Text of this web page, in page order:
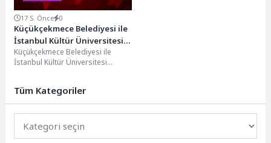
17 S. Önce 0
Küçükçekmece Belediyesi ile
İstanbul Kültür Üniversitesi
Arasında Sinema Alanında İş
Birliği
Küçükçekmece Belediyesi ile
İstanbul Kültür Üniversitesi
imzalandı. Protokol
kapsamında,...
Tüm Kategoriler